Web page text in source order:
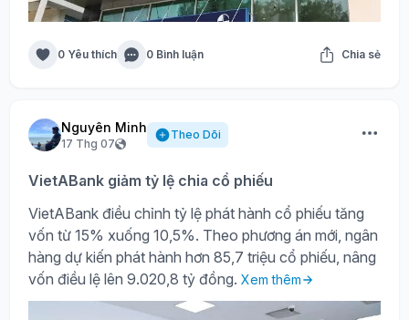
0 Yêu thích 0 Bình luận Chia sẻ
Nguyên Minh
17 Thg 07
Theo Dõi
VietABank giảm tỷ lệ chia cổ phiếu
VietABank điều chỉnh tỷ lệ phát hành cổ phiếu tăng
vốn từ 15% xuống 10,5%. Theo phương án mới, ngân
hàng dự kiến phát hành hơn 85,7 triệu cổ phiếu, nâng
vốn điều lệ lên 9.020,8 tỷ đồng. Xem thêm